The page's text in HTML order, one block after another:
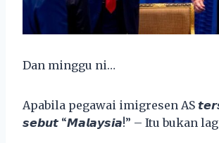
Dan minggu ni…
Apabila pegawai imigresen AS
𝙨𝙚𝙗𝙪𝙩 “𝙈𝙖𝙡𝙖𝙮𝙨𝙞𝙖!” – Itu bukan